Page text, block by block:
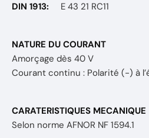
DIN 1913: E 43 21 RC11
NATURE DU COURANT
Amorçage dès 40 V
Courant continu : Polarité (-) à
CARATERISTIQUES MECANIQUE
Selon norme AFNOR NF 1594.1